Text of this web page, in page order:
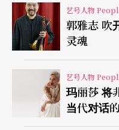
虽然荣念曾在过去二
出了很多重要的意见
一个人可以改变，也
「一个人有他的催化
人，所有创意，包括
队合作），要有很多
艺号人物
郭雅志 吹
灵魂
艺号人物
玛丽莎 将
当代对话